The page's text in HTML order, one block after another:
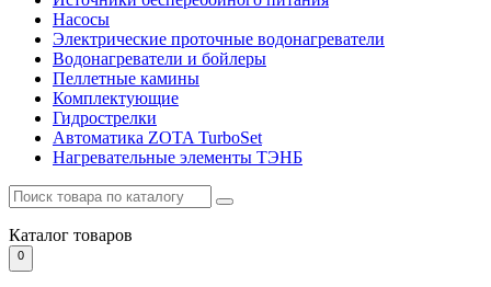
Насосы
Электрические проточные водонагреватели
Водонагреватели и бойлеры
Пеллетные камины
Комплектующие
Гидрострелки
Автоматика ZOTA TurboSet
Нагревательные элементы ТЭНБ
Каталог товаров
0